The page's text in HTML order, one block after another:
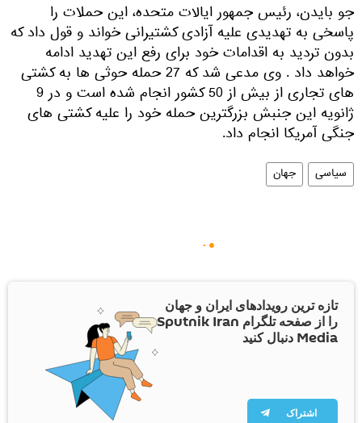
جو بایدن، رئیس جمهور ایالات متحده، این حملات را
پاسخی به تهدیدی علیه آزادی کشتیرانی خواند و قول داد که
بدون تردید به اقدامات خود برای رفع این تهدید ادامه
خواهد داد . وی مدعی شد که 27 حمله حوثی ها به کشتی
های تجاری از بیش از 50 کشور انجام شده است و در 9
ژانویه این جنبش بزرگترین حمله خود را علیه کشتی های
جنگی آمریکا انجام داد.
سیاسی جهان
تازه ترین رویدادهای ایران و جهان
را از صفحه تلگرام Sputnik Iran
Media دنبال کنید
اشتراک